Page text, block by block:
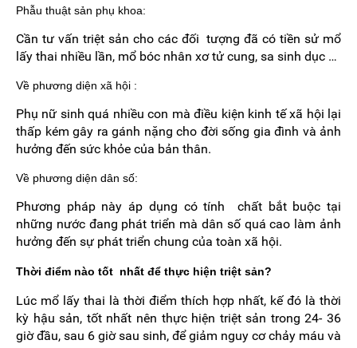
Phẫu thuật sản phụ khoa:
Cần tư vấn triệt sản cho các đối tượng đã có tiền sử mổ
lấy thai nhiều lần, mổ bóc nhân xơ tử cung, sa sinh dục …
Về phương diện xã hội :
Phụ nữ sinh quá nhiều con mà điều kiện kinh tế xã hội lại
thấp kém gây ra gánh nặng cho đời sống gia đình và ảnh
hưởng đến sức khỏe của bản thân.
Về phương diện dân số:
Phương pháp này áp dụng có tính chất bắt buộc tại
những nước đang phát triển mà dân số quá cao làm ảnh
hưởng đến sự phát triển chung của toàn xã hội.
Thời điểm nào tốt nhất để thực hiện triệt sản?
Lúc mổ lấy thai là thời điểm thích hợp nhất, kế đó là thời
kỳ hậu sản, tốt nhất nên thực hiện triệt sản trong 24- 36
giờ đầu, sau 6 giờ sau sinh, để giảm nguy cơ chảy máu và